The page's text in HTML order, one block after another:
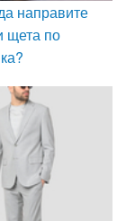
направите
щета по